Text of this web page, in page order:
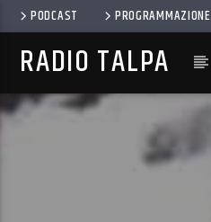
PODCAST PROGRAMMAZIONE
RADIO TALPA